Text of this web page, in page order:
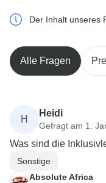
Der Inhalt unseres
Alle Fragen
H
Heidi
Gefragt am 1.
Was sind die
Sonstige
Absolute Africa